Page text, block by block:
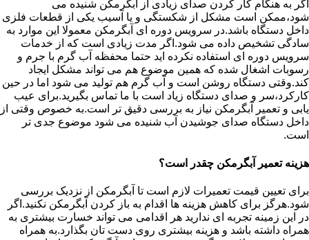
اگر به هنگام کار کردن صدای زیادی از آبگرمکن شنیده می
شود،ممکن است مشکل از شکستگی و یا آسیب یکی از قطعات فلزی
داخل دستگاه باشد.در سرویس دوره ای آبگرمکن معمولا این موارد به
سادگی تشخیص داده می شود.اگر مدت زیادی است که از خدمات
سرویس دوره ای استفاده نکرده اید حتما محفظه آب گرم با جرم و
رسوبات اشغال شده که همین موضوع هم می تواند مشکل ایجاد
کند.وقتی دستگاه روشن است و آب گرم هم تولید می شود اما در حین
کارکرد،سر و صدای دستگاه زیاد است با ما تماس بگیرید.برای عیب
یابی و تعمیر آبگرمکن نیاز به بررسی دقیق تر است.به خصوص وقتی از
داخل دستگاه صدای جوشیدن آب شنیده می شود موضوع جدی تر
است.
هزینه تعمیر آبگرمکن چقدر است؟
برای تعیین قیمت تعمیرات لازم است تا آبگرمکن از نزدیک بررسی
شود.هرگز برای کاهش هزینه ها اقدام به باز کردن آبگرمکن نکنید.اگر
در این زمینه تجربه ای ندارید هر اقدامی می تواند خسارت بیشتری به
همراه داشته باشد و هزینه بیشتری روی دست تان بگذارد.به همراه